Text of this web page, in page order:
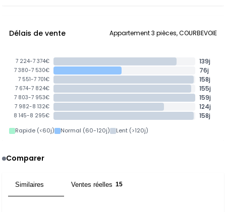
Délais de vente Appartement 3 pièces, COURBEVOIE
7 224-7 374€ 139j
7 380-7 530€ 76j
7 551-7 701€ 158j
7 674-7 824€ 155j
7 803-7 953€ 159j
7 982-8 132€ 124j
8 145-8 295€ 158j
Rapide (<60j) Normal (60-120j) Lent (>120j)
Comparer
Similaires Ventes réelles 15